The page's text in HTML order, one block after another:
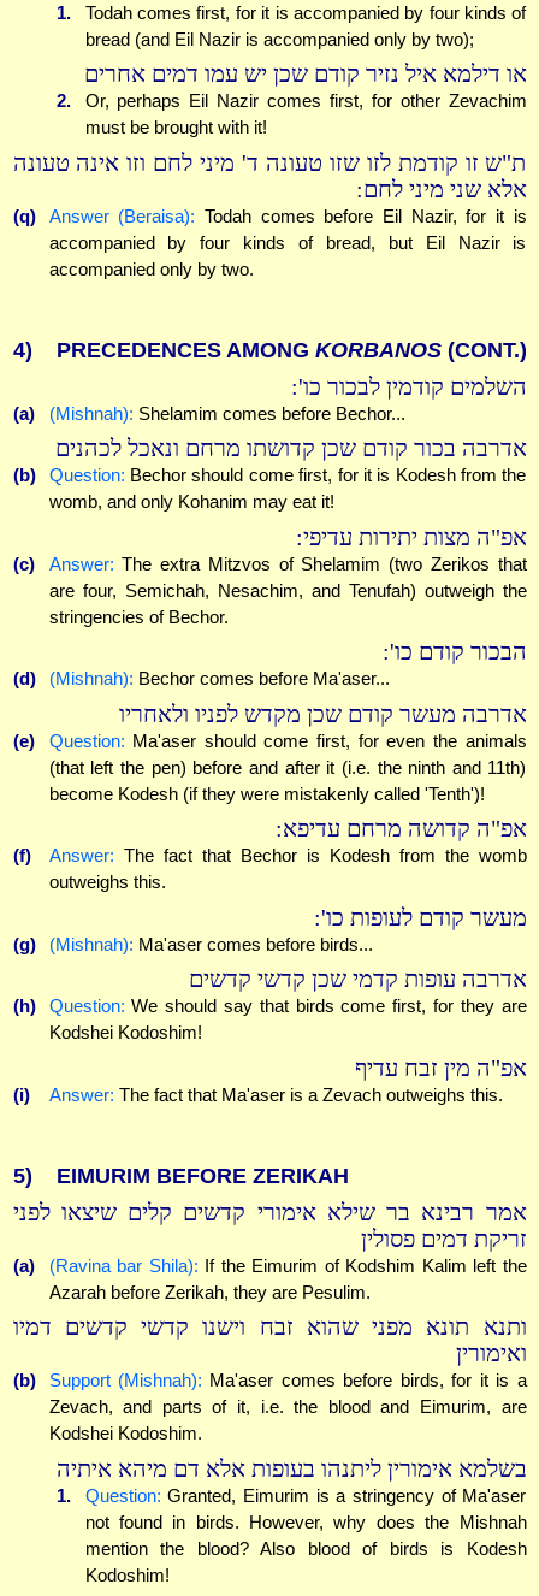
1.
Todah comes first, for it is accompanied by four kinds of
bread (and Eil Nazir is accompanied only by two);
או דילמא איל נזיר קודם שכן יש עמו דמים אחרים
2.
Or, perhaps Eil Nazir comes first, for other Zevachim
must be brought with it!
ת"ש זו קודמת לזו שזו טעונה ד' מיני לחם וזו אינה טעונה
אלא שני מיני לחם:
(q) Answer (Beraisa): Todah comes before Eil Nazir, for it is
accompanied by four kinds of bread, but Eil Nazir is
accompanied only by two.
4) PRECEDENCES AMONG KORBANOS(CONT.)
השלמים קודמין לבכור כו':
(a) (Mishnah): Shelamim comes before Bechor...
אדרבה בכור קודם שכן קדושתו מרחם ונאכל לכהנים
(b) Question: Bechor should come first, for it is Kodesh from the
womb, and only Kohanim may eat it!
אפ"ה מצות יתירות עדיפי:
(c) Answer: The extra Mitzvos of Shelamim (two Zerikos that
are four, Semichah, Nesachim, and Tenufah) outweigh the
stringencies of Bechor.
הבכור קודם כו':
(d) (Mishnah): Bechor comes before Ma'aser...
אדרבה מעשר קודם שכן מקדש לפניו ולאחריו
(e) Question: Ma'aser should come first, for even the animals
(that left the pen) before and after it (i.e. the ninth and 11th)
become Kodesh (if they were mistakenly called 'Tenth')!
אפ"ה קדושה מרחם עדיפא:
(f) Answer: The fact that Bechor is Kodesh from the womb
outweighs this.
מעשר קודם לעופות כו':
(g) (Mishnah): Ma'aser comes before birds...
אדרבה עופות קדמי שכן קדשי קדשים
(h) Question: We should say that birds come first, for they are
Kodshei Kodoshim!
אפ"ה מין זבח עדיף
(i) Answer: The fact that Ma'aser is a Zevach outweighs this.
5) EIMURIM BEFORE ZERIKAH
אמר רבינא בר שילא אימורי קדשים קלים שיצאו לפני
זריקת דמים פסולין
(a) (Ravina bar Shila): If the Eimurim of Kodshim Kalim left the
Azarah before Zerikah, they are Pesulim.
ותנא תונא מפני שהוא זבח וישנו קדשי קדשים דמיו
ואימורין
(b) Support (Mishnah): Ma'aser comes before birds, for it is a
Zevach, and parts of it, i.e. the blood and Eimurim, are
Kodshei Kodoshim.
בשלמא אימורין ליתנהו בעופות אלא דם מיהא איתיה
1. Question: Granted, Eimurim is a stringency of Ma'aser
not found in birds. However, why does the Mishnah
mention the blood? Also blood of birds is Kodesh
Kodoshim!